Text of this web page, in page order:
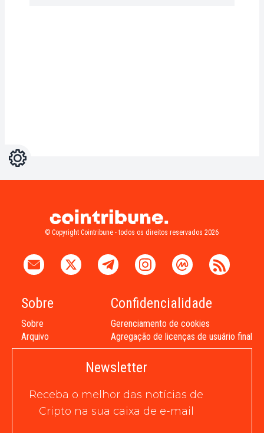
Configurações
© Copyright Cointribune - todos os direitos reservados 2026
Sobre
Sobre
Arquivo
Confidencialidade
Gerenciamento de cookies
Agregação de licenças de usuário final
Newsletter
Receba o melhor das notícias de
Cripto na sua caixa de e-mail